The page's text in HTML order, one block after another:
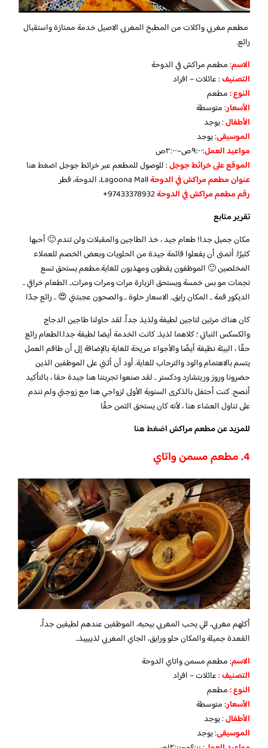
مطعم مغربي واكلات من المطبخ المغربي الاصيل خدمة ممتازة واستقبال
رائع.
الاسم: مطعم مراكش في الدوحة
التصنيف: عائلات – افراد
النوع :مطعم
الأسعار:متوسطة
الأطفال:يوجد
الموسيقى:يوجد
مواعيد العمل:٩:٠٠ص–٢:٠٠ص
الموقع على خرائط جوجل: للوصول للمطعم عبر خرائط جوجلاضغط هنا
عنوان مطعم مراكش في الدوحةLagoona Mall، الدوحة، قطر
رقم مطعم مراكش في الدوحة97433378932+
تقرير متابع
مكان جميل جدا! طعام جيد ، خذ الطاجين والمقبلات ولن تندم 🙂 أحبها
كثيرًا. أتمنى أن يفعلوا قائمة جيدة من الحلويات وبعض الخصم للعملاء
المخلصين 🙂 الموظفون يقظون ومهذبون للغاية.مطعم يستحق تسع
نجمات مو بس خمسة ويستحق الزيارة مرات ومرات ومرات.. الطعام خرافي ..
الديكور قمة .. المكان رايق.. الاسعار حلوة .. والصحون عجبتني 😍 .. رائع جدّا
كان هناك مرتين لتاجين لطيفة ولذيذ جداً. لقد حاولنا طاجين الدجاج
والكسكس النباتي ؛ كلاهما لذيذ. كانت الخدمة أيضا لطيفة جدا.الطعام رائع
حقًا ، البيئة نظيفة أيضًا والأجواء مريحة للغاية بالإضافة إلى أن طاقم العمل
يتسم بالاهتمام والود والترحاب للغاية. أود أن أثني على الموظفين الذين
حضرونا وروز وريتشارد ودكستر .. لقد صنعوا تجربتنا هنا جيدة حقا ، بالتأكيد
أنصح. كنت أحتفل بالذكرى السنوية الأولى لزواجي هنا مع زوجتي ولم نندم
على تناول العشاء هنا ، لأنه كان يستحق الثمن حقًا
للمزيد عن مطعم مراكشاضغط هنا
4. مطعم مسمن واتاي
أكلهم مغربي، للي يحب المغربي بيحبه، الموظفين عندهم لطيفين جداً،
القعدة جميلة والمكان حلو ورايق، الجاي المغربي لذييييذ..
الاسم: مطعم مسمن واتاي الدوحة
التصنيف: عائلات – افراد
النوع :مطعم
الأسعار:متوسطة
الأطفال:يوجد
الموسيقى:يوجد